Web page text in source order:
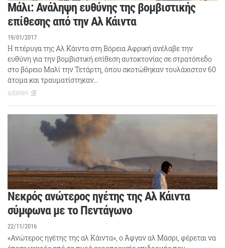
Μάλι: Ανάληψη ευθύνης της βομβιστικής
επίθεσης από την Αλ Κάιντα
19/01/2017
Η πτέρυγα της Αλ Κάιντα στη Βόρεια Αφρική ανέλαβε την
ευθύνη για την βομβιστική επίθεση αυτοκτονίας σε στρατόπεδο
στο βόρειο Μαλί την Τετάρτη, όπου σκοτώθηκαν τουλάχιστον 60
άτομα και τραυματίστηκαν…
ΔΙΕΘΝΗ
Νεκρός ανώτερος ηγέτης της Αλ Κάιντα
σύμφωνα με το Πεντάγωνο
22/11/2016
«Ανώτερος ηγέτης της αλ Κάιντα», ο Άφγαν αλ Μάσρι, φέρεται να